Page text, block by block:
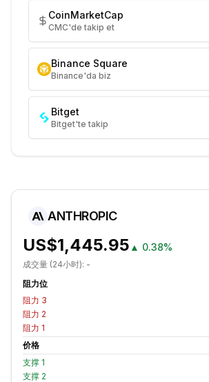
CoinMarketCap
CMC'de takip et
Binance Square
Binance'da biz
Bitget
Bitget'te takip
ANTHROPIC
US$1,445.95 ▲ 0.38%
成交量 (24小时): -
阻力位
阻力 3
阻力 2
阻力 1
价格
支撑 1
支撑 2